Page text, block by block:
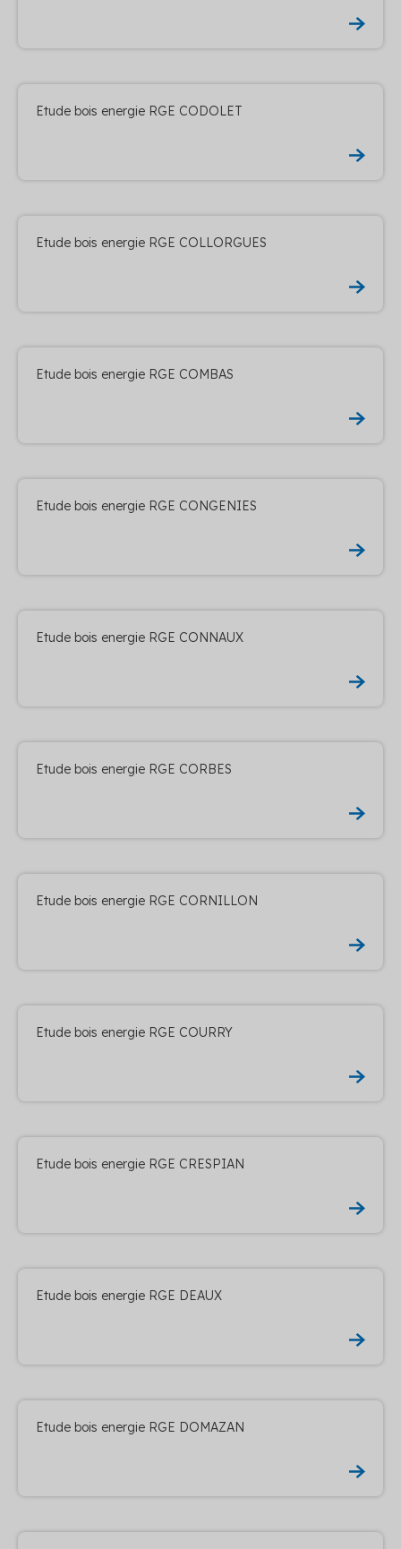
Etude bois energie RGE CODOLET
Etude bois energie RGE COLLORGUES
Etude bois energie RGE COMBAS
Etude bois energie RGE CONGENIES
Etude bois energie RGE CONNAUX
Etude bois energie RGE CORBES
Etude bois energie RGE CORNILLON
Etude bois energie RGE COURRY
Etude bois energie RGE CRESPIAN
Etude bois energie RGE DEAUX
Etude bois energie RGE DOMAZAN